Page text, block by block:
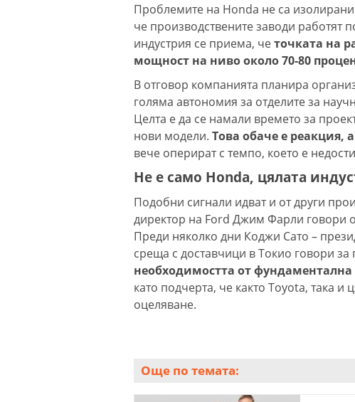
Проблемите на Honda не са
че производствените заводи работят
индустрия се приема, четочката на
мощност на ниво около 70-80
В отговор компанията планира
голяма автономия за отделите за
Целта е да се намали времето за
нови модели. Това обаче е реакция,
вече оперират с темпо, което е
Не е само Honda, цялата
Подобни сигнали идват и от други
директор на Ford Джим Фарли говори
Преди няколко дни Коджи Сато –
среща с доставчици в Токио говори за
необходимостта от
като подчерта, че както Toyota, така и
оцеляване.
Още по темата: